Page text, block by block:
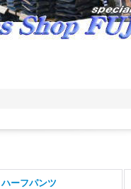
ハーフパンツ